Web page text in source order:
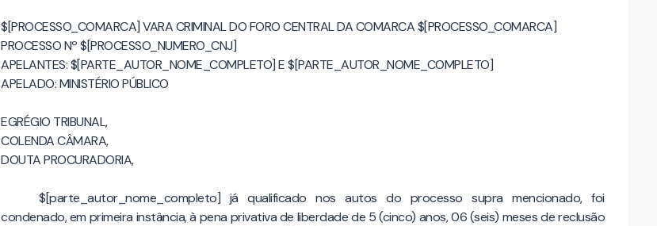
$[PROCESSO_COMARCA] VARA CRIMINAL DO FORO CENTRAL DA COMARCA $[PROCESSO_COMARCA]
PROCESSO Nº $[PROCESSO_NUMERO_CNJ]
APELANTES: $[PARTE_AUTOR_NOME_COMPLETO] E $[PARTE_AUTOR_NOME_COMPLETO]
APELADO: MINISTÉRIO PÚBLICO
EGRÉGIO TRIBUNAL,
COLENDA CÂMARA,
DOUTA PROCURADORIA,
$[parte_autor_nome_completo] já qualificado nos autos do processo supra mencionado, foi
condenado, em primeira instância, à pena privativa de liberdade de 5 (cinco) anos, 06 (seis) meses de reclusão